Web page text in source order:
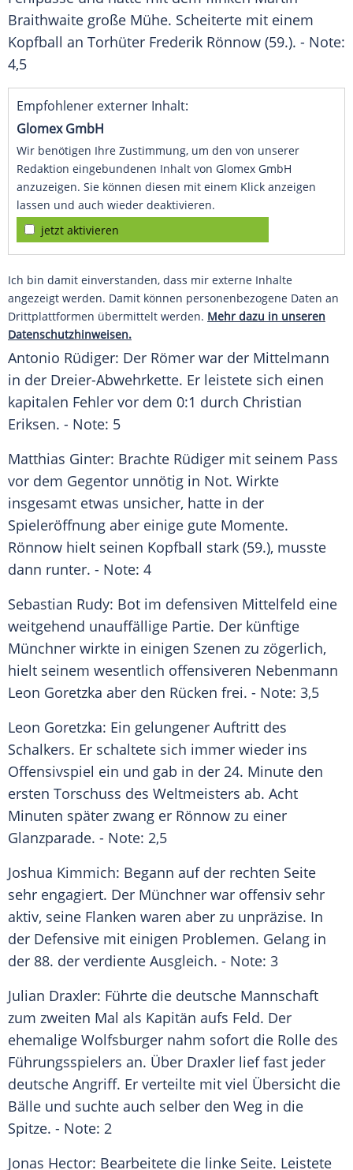
Braithwaite große Mühe. Scheiterte mit einem
Kopfball an Torhüter Frederik Rönnow (59.). - Note:
4,5
Empfohlener externer Inhalt:
Glomex GmbH
Wir benötigen Ihre Zustimmung, um den von unserer
Redaktion eingebundenen Inhalt von Glomex GmbH
anzuzeigen. Sie können diesen mit einem Klick anzeigen
lassen und auch wieder deaktivieren.
jetzt aktivieren
Ich bin damit einverstanden, dass mir externe Inhalte
angezeigt werden. Damit können personenbezogene Daten an
Drittplattformen übermittelt werden. Mehr dazu in unseren
Datenschutzhinweisen.
Antonio Rüdiger: Der Römer war der Mittelmann
in der Dreier-Abwehrkette. Er leistete sich einen
kapitalen Fehler vor dem 0:1 durch Christian
Eriksen. - Note: 5
Matthias Ginter: Brachte Rüdiger mit seinem Pass
vor dem Gegentor unnötig in Not. Wirkte
insgesamt etwas unsicher, hatte in der
Spieleröffnung aber einige gute Momente.
Rönnow hielt seinen Kopfball stark (59.), musste
dann runter. - Note: 4
Sebastian Rudy: Bot im defensiven Mittelfeld eine
weitgehend unauffällige Partie. Der künftige
Münchner wirkte in einigen Szenen zu zögerlich,
hielt seinem wesentlich offensiveren Nebenmann
Leon Goretzka aber den Rücken frei. - Note: 3,5
Leon Goretzka: Ein gelungener Auftritt des
Schalkers. Er schaltete sich immer wieder ins
Offensivspiel ein und gab in der 24. Minute den
ersten Torschuss des Weltmeisters ab. Acht
Minuten später zwang er Rönnow zu einer
Glanzparade. - Note: 2,5
Joshua Kimmich: Begann auf der rechten Seite
sehr engagiert. Der Münchner war offensiv sehr
aktiv, seine Flanken waren aber zu unpräzise. In
der Defensive mit einigen Problemen. Gelang in
der 88. der verdiente Ausgleich. - Note: 3
Julian Draxler: Führte die deutsche Mannschaft
zum zweiten Mal als Kapitän aufs Feld. Der
ehemalige Wolfsburger nahm sofort die Rolle des
Führungsspielers an. Über Draxler lief fast jeder
deutsche Angriff. Er verteilte mit viel Übersicht die
Bälle und suchte auch selber den Weg in die
Spitze. - Note: 2
Jonas Hector: Bearbeitete die linke Seite. Leistete